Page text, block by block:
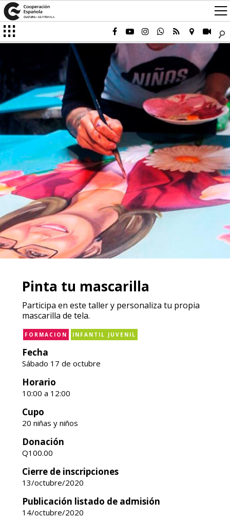
Pinta tu mascarilla
Participa en este taller y personaliza tu propia
mascarilla de tela.
FORMACION INFANTIL JUVENIL
Fecha
Sábado 17 de octubre
Horario
10:00 a 12:00
Cupo
20 niñas y niños
Donación
Q100.00
Cierre de inscripciones
13/octubre/2020
Publicación listado de admisión
14/octubre/2020